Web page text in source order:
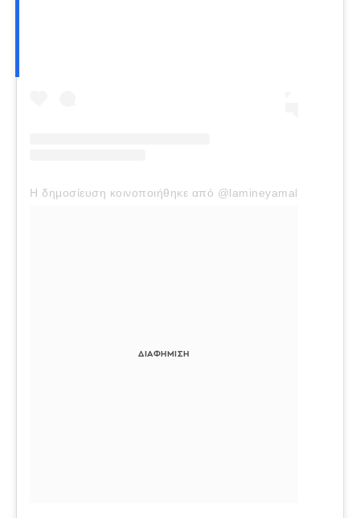
Η δημοσίευση κοινοποιήθηκε από @lamineyamal